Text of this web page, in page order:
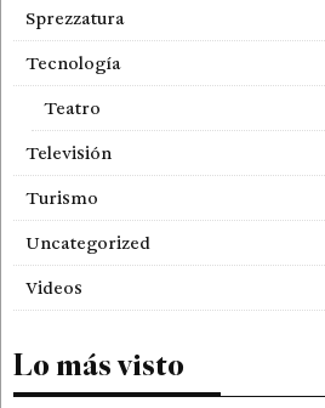
Sprezzatura
Tecnología
Teatro
Televisión
Turismo
Uncategorized
Videos
Lo más visto